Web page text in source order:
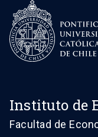
Instituto de
Facultad de